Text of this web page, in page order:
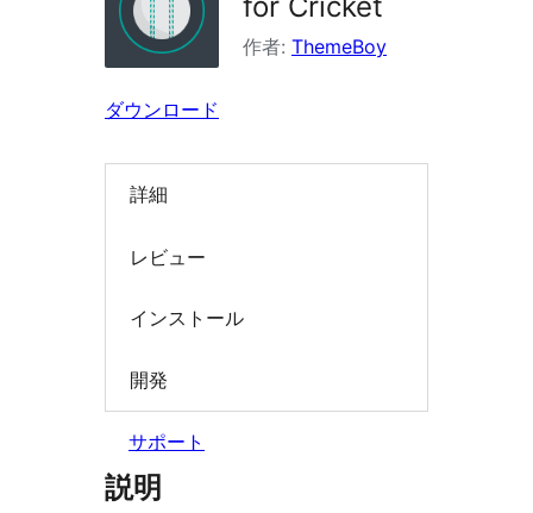
作者: ThemeBoy
ダウンロード
詳細
レビュー
インストール
開発
サポート
説明